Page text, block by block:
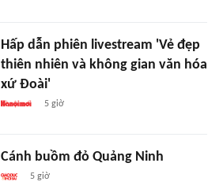
Hấp dẫn phiên livestream 'Vẻ đẹp
thiên nhiên và không gian văn hóa
xứ Đoài'
5 giờ
Cánh buồm đỏ Quảng Ninh
5 giờ